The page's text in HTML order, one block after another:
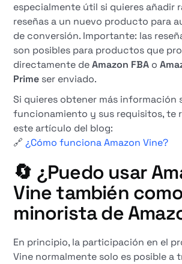
especialmente útil si quieres añadir
reseñas a un nuevo producto para
de conversión. Importante: las
son posibles para productos que
directamente deAmazon FBA o
Prime ser enviado.
Si quieres obtener más información
funcionamiento y sus requisitos, te
este artículo del blog:
🔗¿Cómo funciona Amazon Vine?
🔄 ¿Puedo usar
Vine también como
minorista de
En principio, la participación en el
Vine normalmente solo es posible a